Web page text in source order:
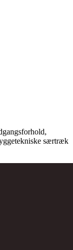
særtræk